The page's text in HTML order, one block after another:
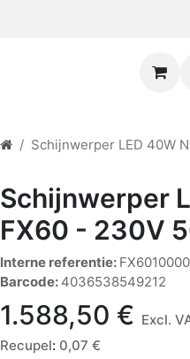
Schijnwerper LED 40W
Schijnwerper
FX60 - 230V
Interne referentie:
Barcode: 4036538549212
1.588,50 € Excl.
Recupel: 0,07 €